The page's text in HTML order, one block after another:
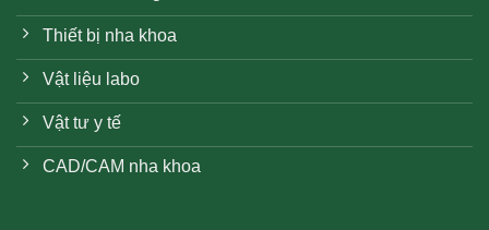
Thiết bị nha khoa
Vật liệu labo
Vật tư y tế
CAD/CAM nha khoa